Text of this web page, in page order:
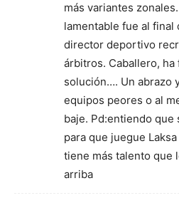
más variantes
lamentable fue al final
director deportivo
árbitros. Caballero, ha
solución…. Un abrazo
equipos peores o al
baje. Pd:entiendo que
para que juegue
tiene más talento que
arriba